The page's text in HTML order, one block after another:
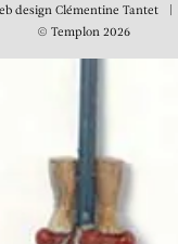
design Clémentine Tantet
© Templon 2026